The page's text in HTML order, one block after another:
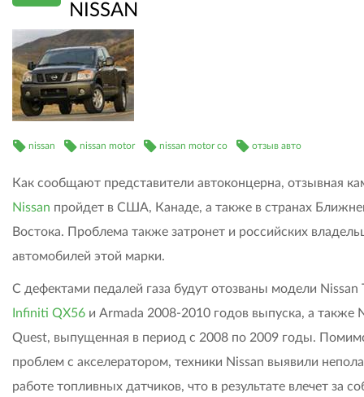
NISSAN
nissan nissan motor nissan motor co отзыв авто
Как сообщают представители автоконцерна, отзывная
Nissan пройдет в США, Канаде, а также в странах
Востока. Проблема также затронет и российских
автомобилей этой марки.
С дефектами педалей газа будут отозваны модели Nissan
Infiniti QX56 и Armada 2008-2010 годов выпуска, а также
Quest, выпущенная в период с 2008 по 2009 годы.
проблем с акселератором, техники Nissan выявили
работе топливных датчиков, что в результате влечет за